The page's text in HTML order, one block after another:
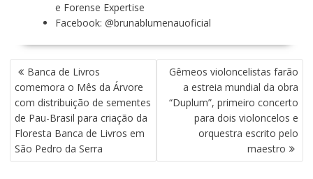
e Forense Expertise
Facebook: @brunablumenauoficial
N
A
V
G
A
Ç
Banca de Livros
comemora o Mês da Árvore
com distribuição de sementes
de Pau-Brasil para criação da
Floresta Banca de Livros em
São Pedro da Serra
Gêmeos violoncelistas farão
a estreia mundial da obra
“Duplum”, primeiro concerto
para dois violoncelos e
orquestra escrito pelo
maestro